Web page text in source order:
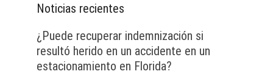
Noticias recientes
¿Puede recuperar indemnización si
resultó herido en un accidente en un
estacionamiento en Florida?